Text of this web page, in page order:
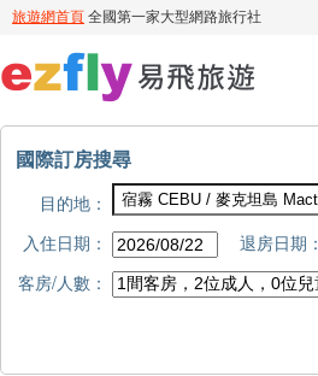
國際訂房搜尋
目的地：
入住日期：
退房日期：
客房/人數：